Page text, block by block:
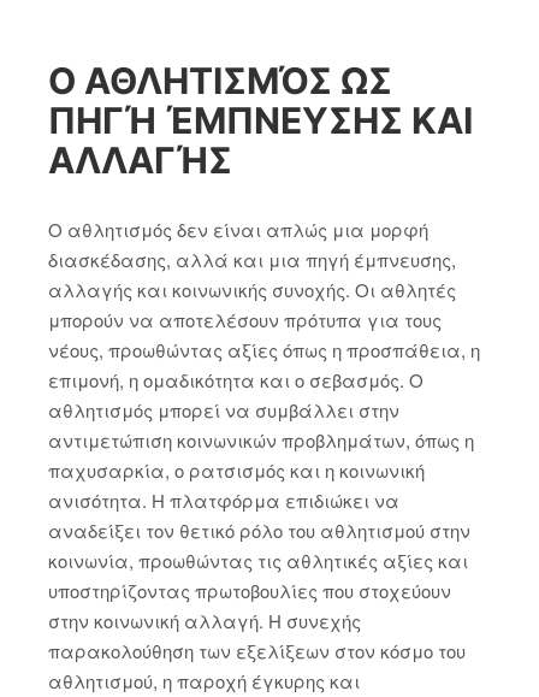
Ο ΑΘΛΗΤΙΣΜΌΣ ΩΣ
ΠΗΓΉ ΈΜΠΝΕΥΣΗΣ ΚΑΙ
ΑΛΛΑΓΉΣ
Ο αθλητισμός δεν είναι απλώς μια μορφή
διασκέδασης, αλλά και μια πηγή έμπνευσης,
αλλαγής και κοινωνικής συνοχής. Οι αθλητές
μπορούν να αποτελέσουν πρότυπα για τους
νέους, προωθώντας αξίες όπως η προσπάθεια, η
επιμονή, η ομαδικότητα και ο σεβασμός. Ο
αθλητισμός μπορεί να συμβάλλει στην
αντιμετώπιση κοινωνικών προβλημάτων, όπως η
παχυσαρκία, ο ρατσισμός και η κοινωνική
ανισότητα. Η πλατφόρμα επιδιώκει να
αναδείξει τον θετικό ρόλο του αθλητισμού στην
κοινωνία, προωθώντας τις αθλητικές αξίες και
υποστηρίζοντας πρωτοβουλίες που στοχεύουν
στην κοινωνική αλλαγή. Η συνεχής
παρακολούθηση των εξελίξεων στον κόσμο του
αθλητισμού, η παροχή έγκυρης και